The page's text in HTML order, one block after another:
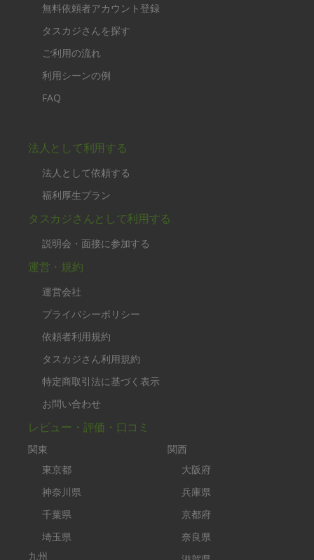
無料依頼者アカウント登録
タスカジさんを探す
ご利用の流れ
利用シーンの例
FAQ
法人として利用する
法人として依頼する
福利厚生プラン
タスカジさんとして利用する
説明会・面接に参加する
運営・規約
運営会社
プライバシーポリシー
依頼者利用規約
タスカジさん利用規約
特定商取引法に基づく表示
お問い合わせ
レビュー・評価・口コミ
関東
東京都
神奈川県
千葉県
埼玉県
九州
関西
大阪府
兵庫県
京都府
奈良県